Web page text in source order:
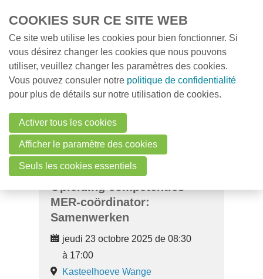
MENU
Opleiding competenties
MER-coördinator:
Samenwerken
jeudi 23 octobre 2025 de 08:30
à 17:00
Kasteelhoeve Wange
Login
Français
Nederlands
COOKIES SUR CE SITE WEB
Ce site web utilise les cookies pour bien fonctionner. Si
vous désirez changer les cookies que nous pouvons
utiliser, veuillez changer les paramètres des cookies.
Vous pouvez consuler notre politique de confidentialité
pour plus de détails sur notre utilisation de cookies.
Activer tous les cookies
Afficher le paramètre des cookies
Seuls les cookies essentiels